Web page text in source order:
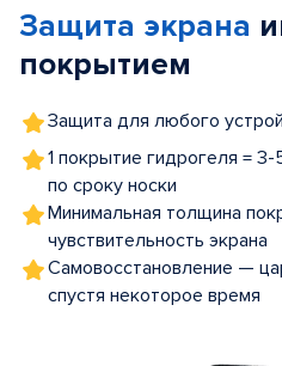
5
Защита экрана
покрытием
Защита для любого
1 покрытие гидрогеля =
по сроку носки
Минимальная толщина
чувствительность экрана
Самовосстановление —
спустя некоторое время